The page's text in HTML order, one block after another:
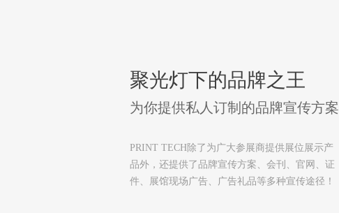
聚光灯下的品牌之王
为你提供私人订制的品牌宣传方案
PRINT TECH除了为广大参展商提供展位展示产
品外，还提供了品牌宣传方案、会刊、官网、证
件、展馆现场广告、广告礼品等多种宣传途径！